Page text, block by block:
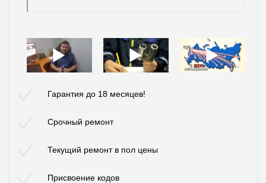
Гарантия до 18 месяцев!
Срочный ремонт
Текущий ремонт в пол цены
Присвоение кодов